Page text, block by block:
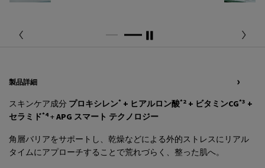
製品詳細
スキンケア成分 プロキシレン* + ヒアルロン酸*2 + ビタミンCG*3 +
セラミド*4 +APG スマート テクノロジー
角層バリアをサポートし、乾燥などによる外的ストレスにリアル
タイムにアプローチすることで荒れづらく、整った肌へ。